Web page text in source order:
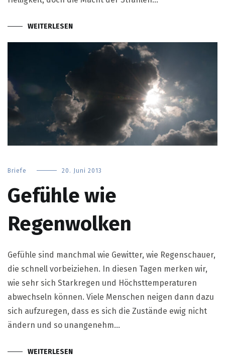
WEITERLESEN
Briefe 20. Juni 2013
Gefühle wie
Regenwolken
Gefühle sind manchmal wie Gewitter, wie Regenschauer,
die schnell vorbeiziehen. In diesen Tagen merken wir,
wie sehr sich Starkregen und Höchsttemperaturen
abwechseln können. Viele Menschen neigen dann dazu
sich aufzuregen, dass es sich die Zustände ewig nicht
ändern und so unangenehm…
WEITERLESEN